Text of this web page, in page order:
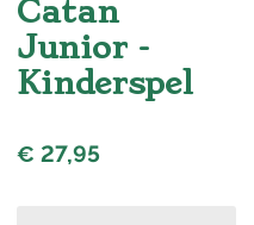
Catan
Junior -
Kinderspel
€ 27,95